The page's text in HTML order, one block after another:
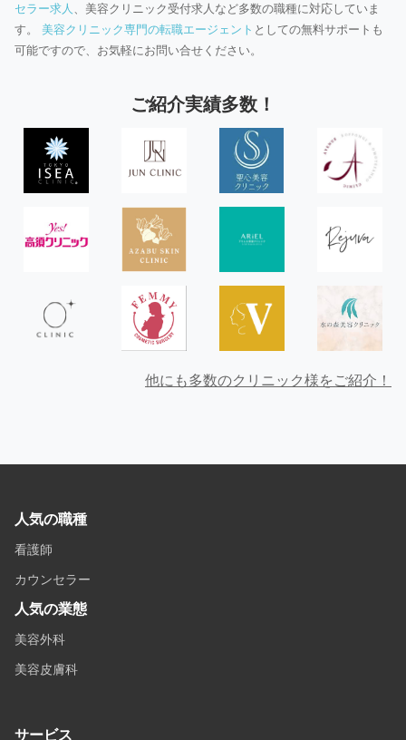
セラー求人
、美容クリニック受付求人など多数の職種に対応していま
す。 美容クリニック専門の転職エージェント としての無料サポートも
可能ですので、お気軽にお問い合せください。
ご紹介実績多数！
他にも多数のクリニック様をご紹介！
人気の職種
看護師
カウンセラー
人気の業態
美容外科
美容皮膚科
サービス